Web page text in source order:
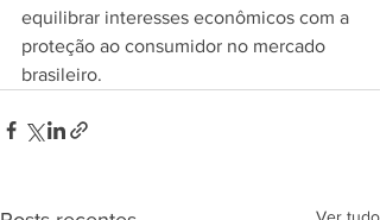
equilibrar interesses econômicos com a
proteção ao consumidor no mercado
brasileiro.